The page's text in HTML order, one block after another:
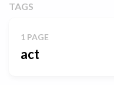
TAGS
1 PAGE
act